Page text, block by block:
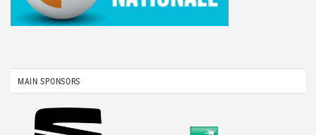
MAIN SPONSORS